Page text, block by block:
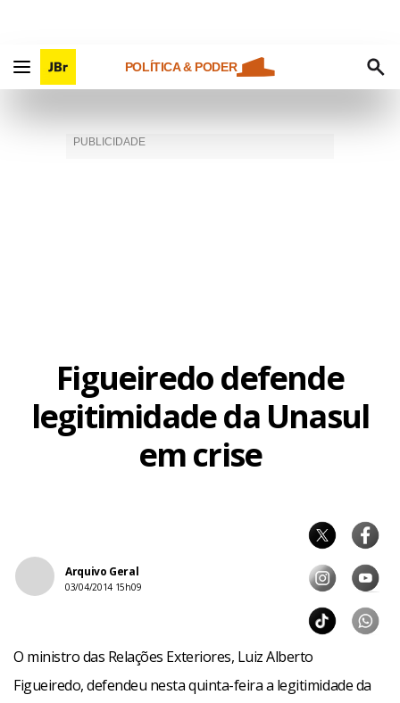
POLÍTICA & PODER
Figueiredo defende
legitimidade da Unasul
em crise
Arquivo Geral
03/04/2014 15h09
O ministro das Relações Exteriores, Luiz Alberto
Figueiredo, defendeu nesta quinta-feira a legitimidade da